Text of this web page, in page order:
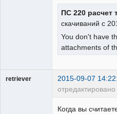
ПС 220 расчет
скачиваний с
You don't have
attachments of
retriever 2015-09-07
Когда вы